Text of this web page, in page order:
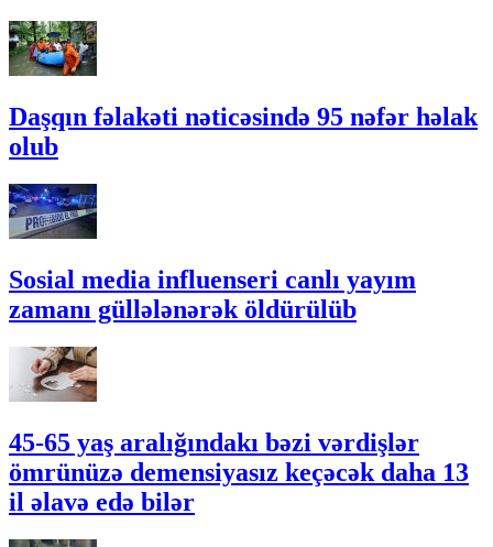
Daşqın fəlakəti nəticəsində 95 nəfər həlak
olub
Sosial media influenseri canlı yayım
zamanı güllələnərək öldürülüb
45-65 yaş aralığındakı bəzi vərdişlər
ömrünüzə demensiyasız keçəcək daha 13
il əlavə edə bilər